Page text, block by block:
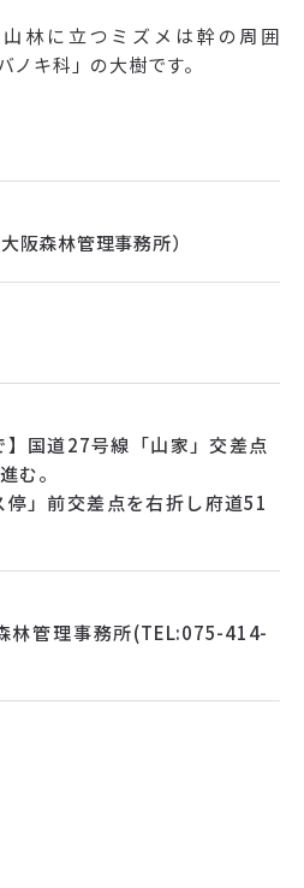
林に立つミズメは幹の周囲
キ科」の大樹です。
森林管理事務所）
】国道27号線「山家」交差点
む。
」前交差点を右折し府道51
林管理事務所(TEL:075-414-